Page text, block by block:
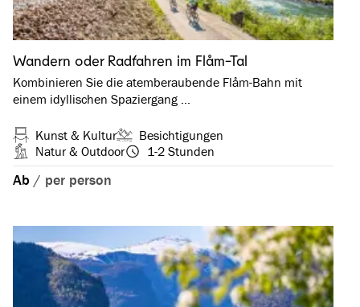
Wandern oder Radfahren im Flåm-Tal
Kombinieren Sie die atemberaubende Flåm-Bahn mit
einem idyllischen Spaziergang …
Kunst & Kultur
Besichtigungen
Natur & Outdoor
1-2 Stunden
Ab / per person